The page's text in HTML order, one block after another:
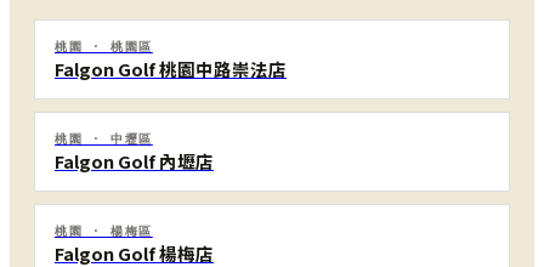
桃園 · 桃園區
Falgon Golf 桃園中路崇法店
桃園 · 中壢區
Falgon Golf 內壢店
桃園 · 楊梅區
Falgon Golf 楊梅店